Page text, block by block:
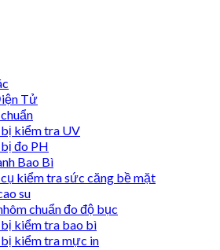
Tử
kiểm tra UV
đo PH
Bao Bì
kiểm tra sức căng bề mặt
su
chuẩn đo độ bục
kiểm tra bao bì
kiểm tra mực in